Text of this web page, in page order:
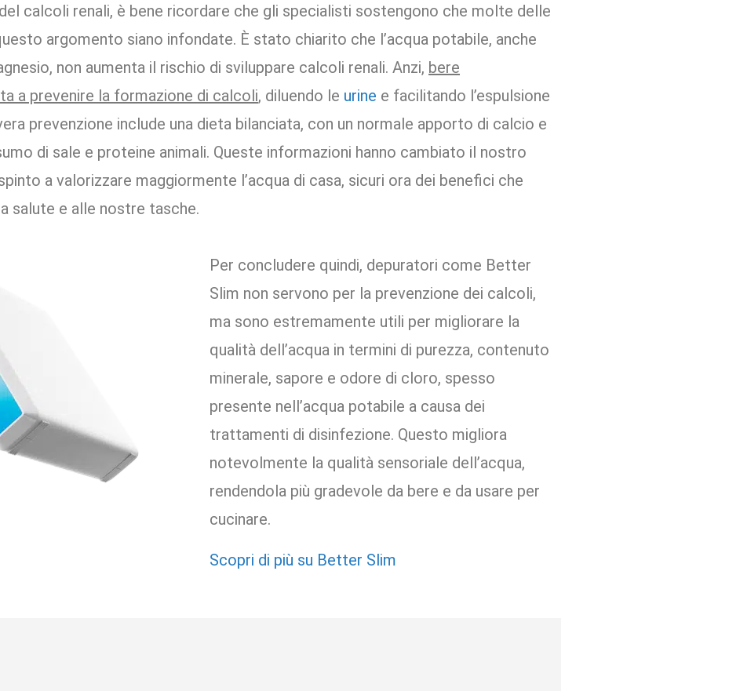
calcoli renali, è bene ricordare che gli specialisti sostengono che molte delle
argomento siano infondate. È stato chiarito che l’acqua potabile, anche
non aumenta il rischio di sviluppare calcoli renali. Anzi, bere
a prevenire la formazione di calcoli, diluendo le urine e facilitando l’espulsione
prevenzione include una dieta bilanciata, con un normale apporto di calcio e
di sale e proteine animali. Queste informazioni hanno cambiato il nostro
a valorizzare maggiormente l’acqua di casa, sicuri ora dei benefici che
salute e alle nostre tasche.
Per concludere quindi, depuratori come Better
Slim non servono per la prevenzione dei calcoli,
ma sono estremamente utili per migliorare la
qualità dell’acqua in termini di purezza, contenuto
minerale, sapore e odore di cloro, spesso
presente nell’acqua potabile a causa dei
trattamenti di disinfezione. Questo migliora
notevolmente la qualità sensoriale dell’acqua,
rendendola più gradevole da bere e da usare per
cucinare.
Scopri di più su Better Slim